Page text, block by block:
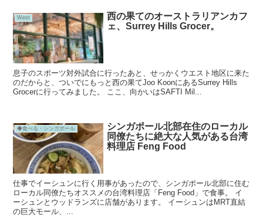
West
西の果てのオーストラリアンカフ
ェ、Surrey Hills Grocer。
息子のスポーツ対外試合に行ったあと、せっかくウエスト地区に来た
のだからと、ついでにもっと西の果てJoo KoonにあるSurrey Hills
Grocerに行ってみました。 ここ、向かいはSAFTI Mil...
◆食べる・シンガポール
シンガポール北部在住のローカル
同僚たちに絶大な人気がある台湾
料理店 Feng Food
仕事でイーシュンに行く用事があったので、シンガポール北部に住む
ローカル同僚たちオススメの台湾料理店「Feng Food」で食事。 イ
ーシュンとウッドランズに店舗があります。 イーシュンはMRT直結
の巨大モール、...